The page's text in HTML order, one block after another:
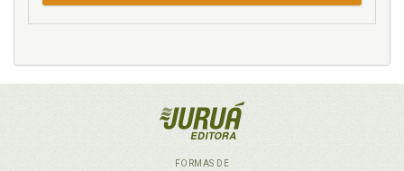
FORMAS DE